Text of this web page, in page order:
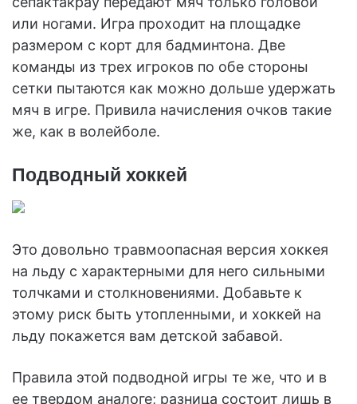
или ногами. Игра проходит на площадке
размером с корт для бадминтона. Две
команды из трех игроков по обе стороны
сетки пытаются как можно дольше удержать
мяч в игре. Привила начисления очков такие
же, как в волейболе.
Подводный хоккей
Это довольно травмоопасная версия хоккея
на льду с характерными для него сильными
толчками и столкновениями. Добавьте к
этому риск быть утопленными, и хоккей на
льду покажется вам детской забавой.
Правила этой подводной игры те же, что и в
ее твердом аналоге; разница состоит лишь в